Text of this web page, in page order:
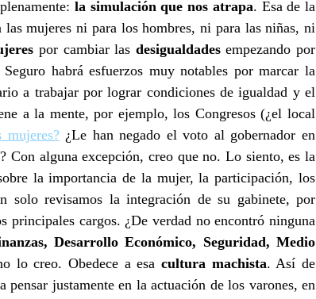
la simulación que nos atrapa. Esa de la
mujeres ni para los hombres, ni para las niñas, ni
por cambiar las desigualdadesempezando por
Seguro habrá esfuerzos muy notables por marcar la
a trabajar por lograr condiciones de igualdad y el
a la mente, por ejemplo, los Congresos (¿el local
mujeres? ¿Le han negado el voto al gobernador en
Con alguna excepción, creo que no. Lo siento, es la
la importancia de la mujer, la participación, los
solo revisamos la integración de su gabinete, por
cargos. ¿De verdad no encontró ninguna
Desarrollo Económico, Seguridad, Medio
lo creo. Obedece a esacultura machista. Así de
justamente en la actuación de los varones, en